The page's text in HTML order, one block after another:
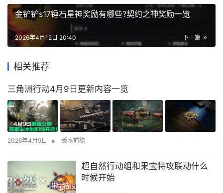
金铲铲s17锤石星神奖励有哪些?契约之神奖励一览
下一篇
2026年4月12日 20:40
相关推荐
三角洲行动4月9日更新内容一览
2026年4月9日 • 版本前瞻
超自然行动组和果宝特攻联动什么
时候开始